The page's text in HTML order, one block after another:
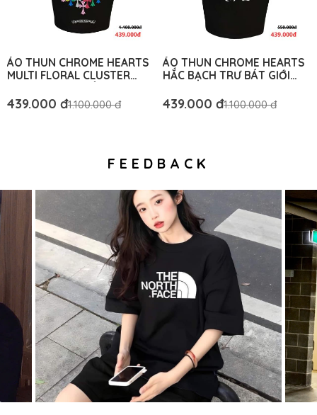
ÁO THUN CHROME HEARTS
MULTI FLORAL CLUSTER
RỘNG - BM AUTHENTIC
439.000 đ1.100.000 đ
ÁO THUN CHROME HEARTS
HẮC BẠCH TRƯ BÁT GIỚI
CẤP FORM RỘNG - BM
AUTHENTIC
439.000 đ1.100.000 đ
FEEDBACK